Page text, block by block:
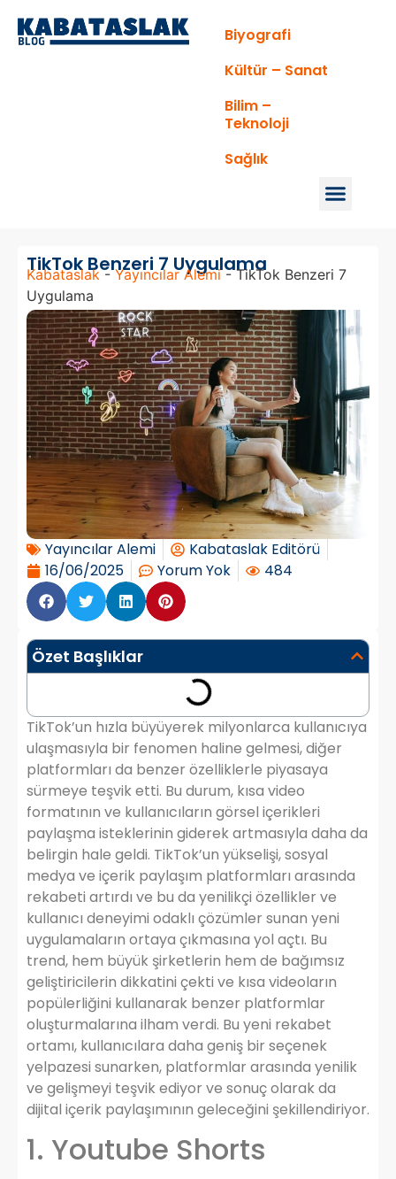
Biyografi
Kültür – Sanat
Bilim –
Teknoloji
Sağlık
TikTok Benzeri 7 Uygulama
Kabataslak-Yayıncılar Alemi-TikTok Benzeri 7
Uygulama
Yayıncılar Alemi
Kabataslak Editörü
16/06/2025
Yorum Yok 484
Özet Başlıklar
TikTok’un hızla büyüyerek milyonlarca kullanıcıya
ulaşmasıyla bir fenomen haline gelmesi, diğer
platformları da benzer özelliklerle piyasaya
sürmeye teşvik etti. Bu durum, kısa video
formatının ve kullanıcıların görsel içerikleri
paylaşma isteklerinin giderek artmasıyla daha da
belirgin hale geldi. TikTok’un yükselişi, sosyal
medya ve içerik paylaşım platformları arasında
rekabeti artırdı ve bu da yenilikçi özellikler ve
kullanıcı deneyimi odaklı çözümler sunan yeni
uygulamaların ortaya çıkmasına yol açtı. Bu
trend, hem büyük şirketlerin hem de bağımsız
geliştiricilerin dikkatini çekti ve kısa videoların
popülerliğini kullanarak benzer platformlar
oluşturmalarına ilham verdi. Bu yeni rekabet
ortamı, kullanıcılara daha geniş bir seçenek
yelpazesi sunarken, platformlar arasında yenilik
ve gelişmeyi teşvik ediyor ve sonuç olarak da
dijital içerik paylaşımının geleceğini şekillendiriyor.
1. Youtube Shorts